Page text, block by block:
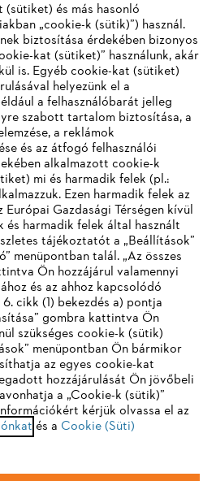
#STIHL
Cookie tájékoztató
WIRD NICHT
den wir noch nicht unterstützen. Für
Seite empfehlen wir Ihnen, zu
zu wechseln:
Chrome
és más hasonló
„cookie-k (sütik)”) használ.
biztosítása érdekében bizonyos
kat (sütiket)” használunk, akár
is. Egyéb cookie-kat (sütiket)
helyezünk el a
a felhasználóbarát jelleg
szabott tartalom biztosítása, a
a reklámok
és az átfogó felhasználói
alkalmazott cookie-k
mi és harmadik felek (pl.:
Ezen harmadik felek az
Gazdasági Térségen kívül
és harmadik felek által használt
tájékoztatót a „Beállítások”
menüpontban talál. „Az összes
Ön hozzájárul valamennyi
és az ahhoz kapcsolódó
cikk (1) bekezdés a) pontja
gombra kattintva Ön
szükséges cookie-k (sütik)
menüpontban Ön bármikor
az egyes cookie-kat
hozzájárulását Ön jövőbeli
a „Cookie-k (sütik)”
kérjük olvassa el az
és a Cookie (Süti)